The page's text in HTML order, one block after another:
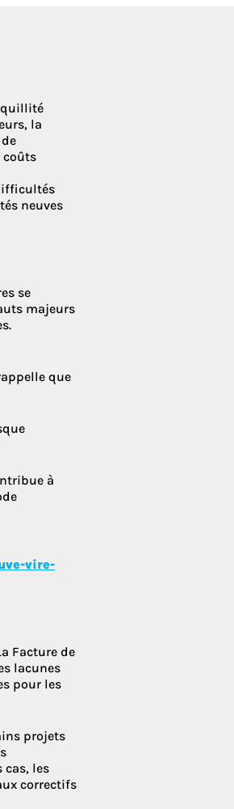
la
coûts
neuves
se
majeurs
que
à
vire-
Facture de
lacunes
pour les
projets
les
correctifs